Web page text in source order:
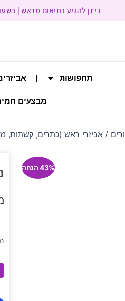
ניתן להגיע בתיאום מראש | בשעות הפעילות 9:00 עד 20:00 ניתן לרכוש במקום ,
תחפושות
מבצעים
/ אביזרי ראש (כתרים, קשתות,
43% הנחה